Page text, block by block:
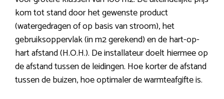
kom tot stand door het gewenste product
(watergedragen of op basis van stroom), het
gebruiksoppervlak (in m2 gerekend) en de hart-op-
hart afstand (H.O.H.). De installateur doelt hiermee op
de afstand tussen de leidingen. Hoe korter de afstand
tussen de buizen, hoe optimaler de warmteafgifte is.